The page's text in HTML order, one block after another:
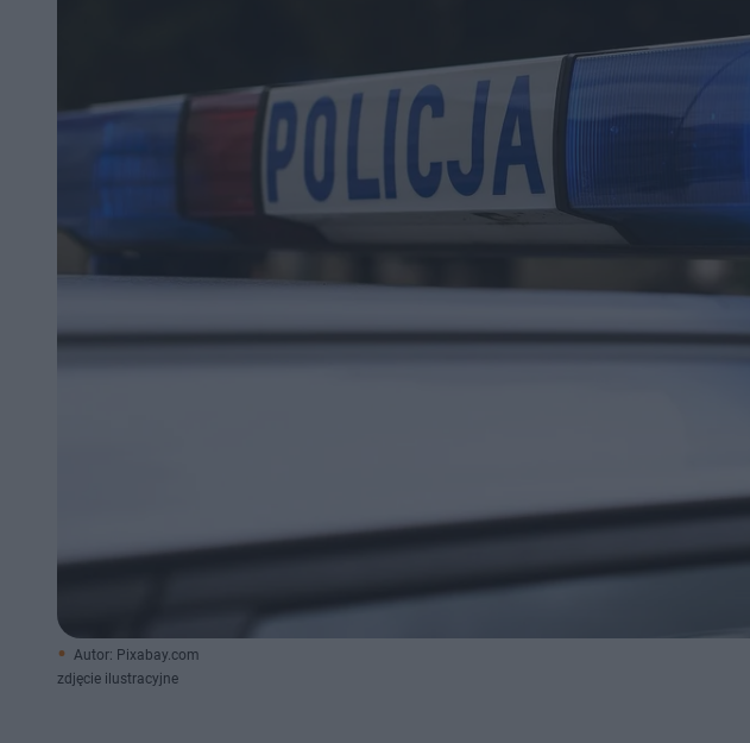
Autor: Pixabay.com
zdjęcie ilustracyjne